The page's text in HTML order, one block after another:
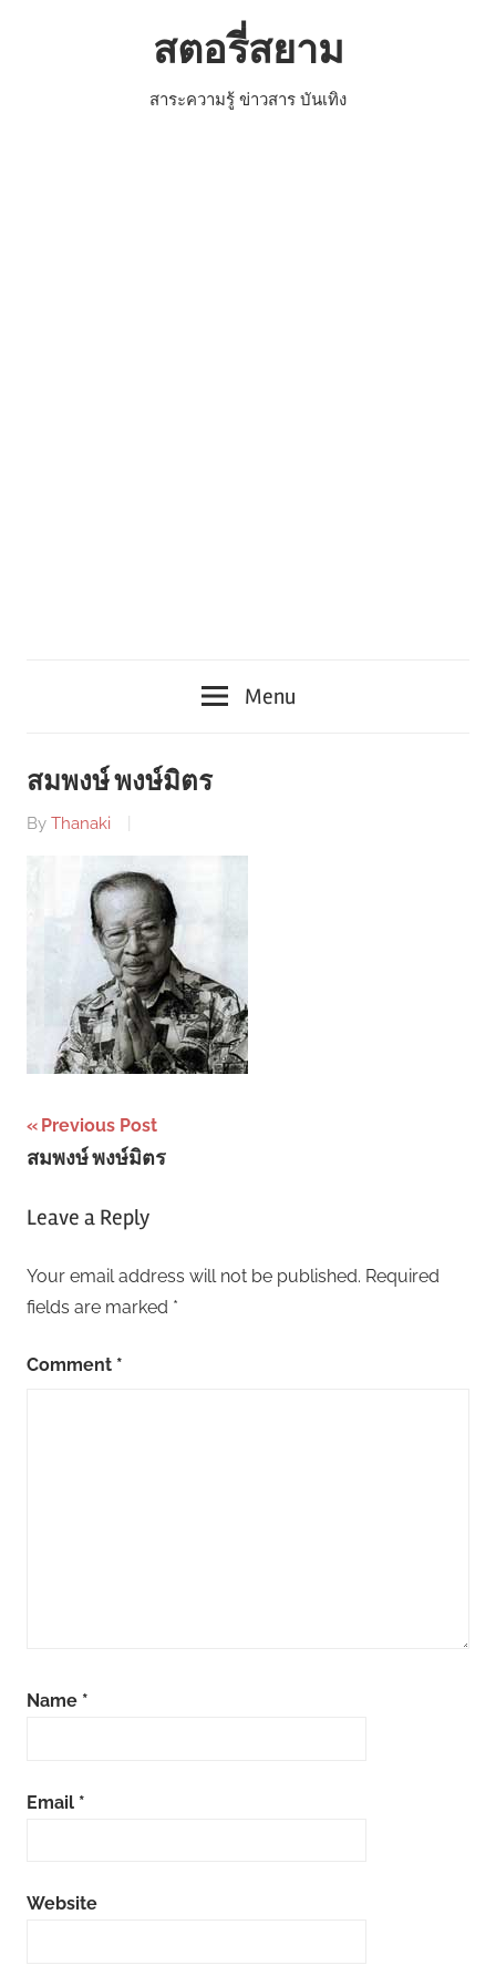
สตอรี่สยาม
สาระความรู้ ข่าวสาร บันเทิง
Menu
สมพงษ์ พงษ์มิตร
By Thanaki
Post
navigation
Previous Post
สมพงษ์ พงษ์มิตร
Leave a Reply
Your email address will not be published. Required
fields are marked *
Comment *
Name *
Email *
Website